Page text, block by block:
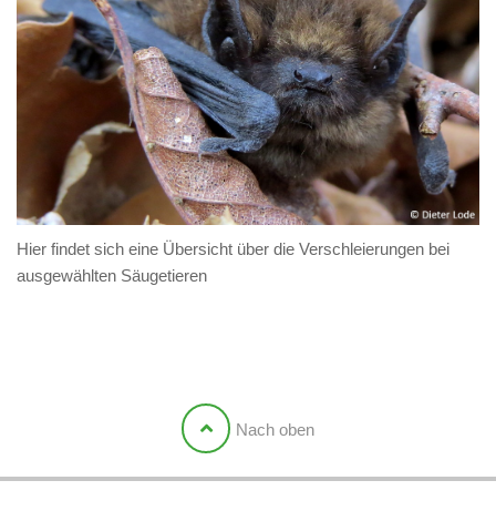
Hier findet sich eine Übersicht über die Verschleierungen bei
ausgewählten Säugetieren
Nach oben